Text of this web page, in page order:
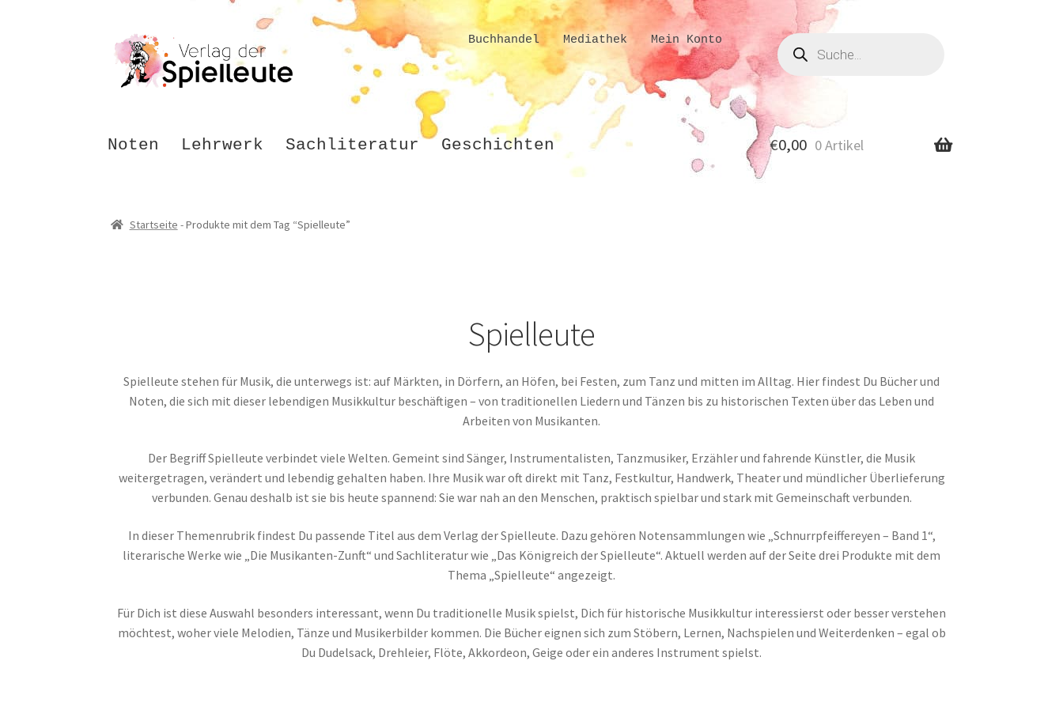
Zur
Navigation
springen
Zum
Inhalt
springen
Buchhandel Mediathek Mein Konto Produkte
suchen
Noten Lehrwerk Sachliteratur Geschichten €0,00 0 Artikel
Startseite -Produkte mit dem Tag “Spielleute”
Spielleute
Spielleute stehen für Musik, die unterwegs ist: auf Märkten, in Dörfern, an Höfen, bei Festen, zum Tanz und mitten im Alltag. Hier findest Du Bücher und
Noten, die sich mit dieser lebendigen Musikkultur beschäftigen – von traditionellen Liedern und Tänzen bis zu historischen Texten über das Leben und
Arbeiten von Musikanten.
Der Begriff Spielleute verbindet viele Welten. Gemeint sind Sänger, Instrumentalisten, Tanzmusiker, Erzähler und fahrende Künstler, die Musik
weitergetragen, verändert und lebendig gehalten haben. Ihre Musik war oft direkt mit Tanz, Festkultur, Handwerk, Theater und mündlicher Überlieferung
verbunden. Genau deshalb ist sie bis heute spannend: Sie war nah an den Menschen, praktisch spielbar und stark mit Gemeinschaft verbunden.
In dieser Themenrubrik findest Du passende Titel aus dem Verlag der Spielleute. Dazu gehören Notensammlungen wie „Schnurrpfeiffereyen – Band 1“,
literarische Werke wie „Die Musikanten-Zunft“ und Sachliteratur wie „Das Königreich der Spielleute“. Aktuell werden auf der Seite drei Produkte mit dem
Thema „Spielleute“ angezeigt.
Für Dich ist diese Auswahl besonders interessant, wenn Du traditionelle Musik spielst, Dich für historische Musikkultur interessierst oder besser verstehen
möchtest, woher viele Melodien, Tänze und Musikerbilder kommen. Die Bücher eignen sich zum Stöbern, Lernen, Nachspielen und Weiterdenken – egal ob
Du Dudelsack, Drehleier, Flöte, Akkordeon, Geige oder ein anderes Instrument spielst.